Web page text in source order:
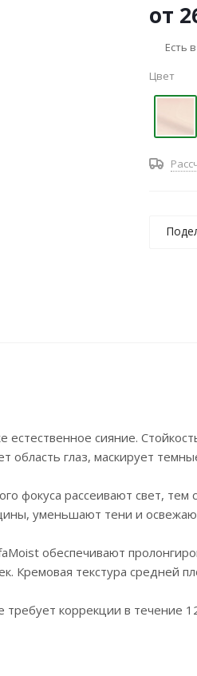
от
Есть
Цвет
сияние.
глаз, маскирует
фокуса рассеивают свет, тем
уменьшают тени и
обеспечивают
Кремовая текстура средней
коррекции в течение